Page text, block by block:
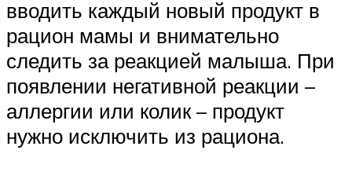
вводить каждый новый продукт в
рацион мамы и внимательно
следить за реакцией малыша. При
появлении негативной реакции –
аллергии или колик – продукт
нужно исключить из рациона.